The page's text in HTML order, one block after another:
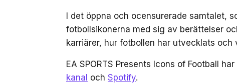
I det öppna och ocensurerade samtalet,
fotbollsikonerna med sig av berättelser
karriärer, hur fotbollen har utvecklats
EA SPORTS Presents Icons of Football
kanal och Spotify.